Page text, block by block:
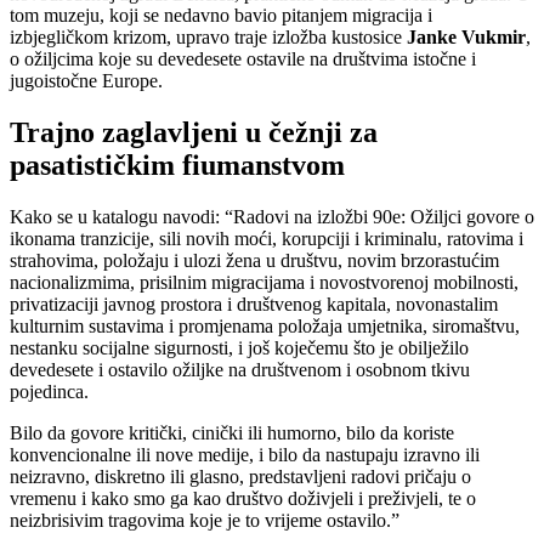
tom muzeju, koji se nedavno bavio pitanjem migracija i
izbjegličkom krizom, upravo traje izložba kustosice Janke Vukmir,
o ožiljcima koje su devedesete ostavile na društvima istočne i
jugoistočne Europe.
Trajno zaglavljeni u čežnji za
pasatističkim fiumanstvom
Kako se u katalogu navodi: “Radovi na izložbi 90e: Ožiljci govore o
ikonama tranzicije, sili novih moći, korupciji i kriminalu, ratovima i
strahovima, položaju i ulozi žena u društvu, novim brzorastućim
nacionalizmima, prisilnim migracijama i novostvorenoj mobilnosti,
privatizaciji javnog prostora i društvenog kapitala, novonastalim
kulturnim sustavima i promjenama položaja umjetnika, siromaštvu,
nestanku socijalne sigurnosti, i još koječemu što je obilježilo
devedesete i ostavilo ožiljke na društvenom i osobnom tkivu
pojedinca.
Bilo da govore kritički, cinički ili humorno, bilo da koriste
konvencionalne ili nove medije, i bilo da nastupaju izravno ili
neizravno, diskretno ili glasno, predstavljeni radovi pričaju o
vremenu i kako smo ga kao društvo doživjeli i preživjeli, te o
neizbrisivim tragovima koje je to vrijeme ostavilo.”